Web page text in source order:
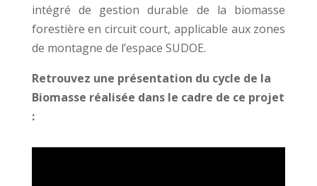
intégré de gestion durable de la biomasse
forestière en circuit court, applicable aux zones
de montagne de l’espace SUDOE.
Retrouvez une présentation du cycle de la
Biomasse réalisée dans le cadre de ce projet
: